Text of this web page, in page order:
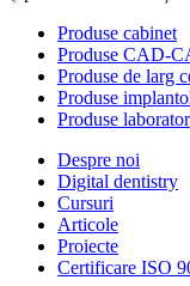
Produse cabinet
Produse CAD-
Produse de larg
Produse
Produse laborator
Despre noi
Digital dentistry
Cursuri
Articole
Proiecte
Certificare ISO